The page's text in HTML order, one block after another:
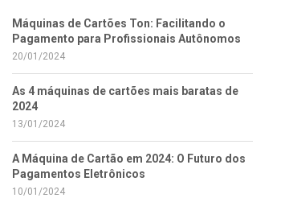
Máquinas de Cartões Ton: Facilitando o
Pagamento para Profissionais Autônomos
20/01/2024
As 4 máquinas de cartões mais baratas de
2024
13/01/2024
A Máquina de Cartão em 2024: O Futuro dos
Pagamentos Eletrônicos
10/01/2024